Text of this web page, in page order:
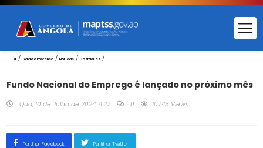
/ Sala de Imprensa/ Notícias/ Destaques/
Fundo Nacional do Emprego é lançado no próximo mês
Qua, 10 de Julho de 2024, 4:27 0 10745 Views
Partilhar Facebook Partilhar Twitter